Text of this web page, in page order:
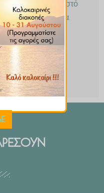
σε μια κούπα βραστό
3 φορές την ημέρα.